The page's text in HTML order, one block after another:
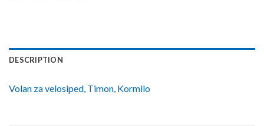
DESCRIPTION
Volan za velosiped, Timon, Kormilo